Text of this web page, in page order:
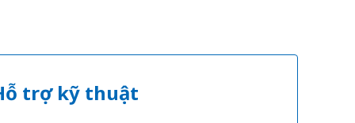
trợ kỹ thuật